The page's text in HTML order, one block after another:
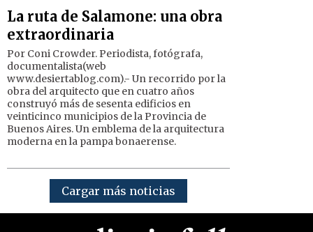
La ruta de Salamone: una obra
extraordinaria
Por Coni Crowder. Periodista, fotógrafa,
documentalista(web
www.desiertablog.com).- Un recorrido por la
obra del arquitecto que en cuatro años
construyó más de sesenta edificios en
veinticinco municipios de la Provincia de
Buenos Aires. Un emblema de la arquitectura
moderna en la pampa bonaerense.
Cargar más noticias